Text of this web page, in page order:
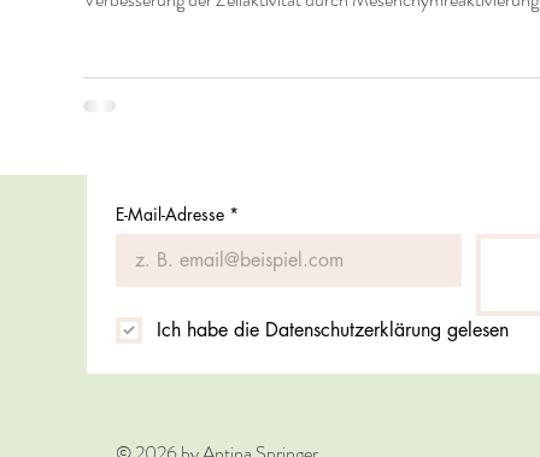
E-Mail-Adresse *
Ich habe die Datenschutzerklärung gelesen